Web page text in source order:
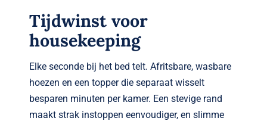
Tijdwinst voor
housekeeping
Elke seconde bij het bed telt. Afritsbare, wasbare
hoezen en een topper die separaat wisselt
besparen minuten per kamer. Een stevige rand
maakt strak instoppen eenvoudiger, en slimme